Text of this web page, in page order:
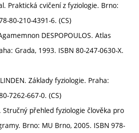
Praktická cvičení z fyziologie. Brno:
80-210-4391-6. (CS)
DESPOPOULOS. Atlas
Grada, 1993. ISBN 80-247-0630-X.
Základy fyziologie. Praha:
7262-667-0. (CS)
Stručný přehled fyziologie člověka pro
Brno: MU Brno, 2005. ISBN 978-